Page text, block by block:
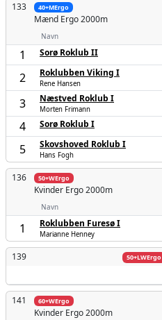
133 40+MErgo
Mænd Ergo 2000m
Navn
1 Sorø Roklub II
2 Roklubben Viking I
Rene Hansen
3 Næstved Roklub I
Morten Frimann
4 Sorø Roklub I
5 Skovshoved Roklub I
Hans Fogh
136 50+WErgo
Kvinder Ergo 2000m
Navn
1 Roklubben Furesø I
Marianne Henney
139 50+LWErgo
141 60+WErgo
Kvinder Ergo 2000m